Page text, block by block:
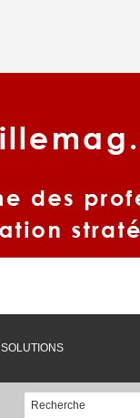
SOLUTIONS